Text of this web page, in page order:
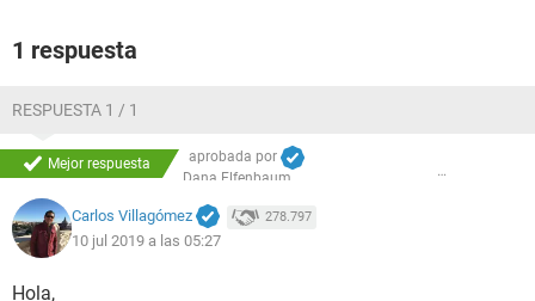
1 respuesta
RESPUESTA 1 / 1
Mejor respuesta
aprobada por
Dana Elfenbaum
Carlos Villagómez 278.797
10 jul 2019 a las 05:27
Hola,